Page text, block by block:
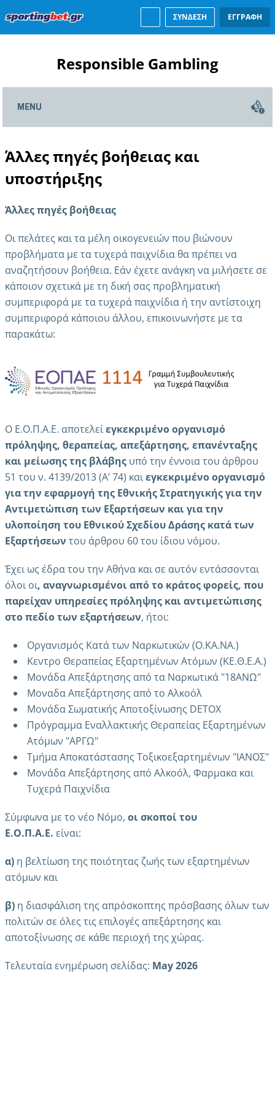
ΣΥΝΔΕΣΗ ΕΓΓΡΑΦΗ
Responsible Gambling
Άλλες πηγές βοήθειας και
υποστήριξης
Άλλες πηγές βοήθειας
Οι πελάτες και τα μέλη οικογενειών που βιώνουν
προβλήματα με τα τυχερά παιχνίδια θα πρέπει να
αναζητήσουν βοήθεια. Εάν έχετε ανάγκη να μιλήσετε σε
κάποιον σχετικά με τη δική σας προβληματική
συμπεριφορά με τα τυχερά παιχνίδια ή την αντίστοιχη
συμπεριφορά κάποιου άλλου, επικοινωνήστε με τα
παρακάτω:
Ο Ε.Ο.Π.Α.Ε. αποτελείεγκεκριμένο οργανισμό
πρόληψης, θεραπείας, απεξάρτησης, επανένταξης
και μείωσης της βλάβης υπό την έννοια του άρθρου
51 του ν. 4139/2013 (Α’ 74) καιεγκεκριμένο οργανισμό
για την εφαρμογή της Εθνικής Στρατηγικής για την
Αντιμετώπιση των Εξαρτήσεων και για την
υλοποίηση του Εθνικού Σχεδίου Δράσης κατά των
Εξαρτήσεων του άρθρου 60 του ίδιου νόμου.
Έχει ως έδρα του την Αθήνα και σε αυτόν εντάσσονται
όλοι οι, αναγνωρισμένοι από το κράτος φορείς, που
παρείχαν υπηρεσίες πρόληψης και αντιμετώπισης
στο πεδίο των εξαρτήσεων, ήτοι:
Οργανισμός Κατά των Ναρκωτικών (Ο.ΚΑ.ΝΑ.)
Κεντρο Θεραπείας Εξαρτημένων Ατόμων (ΚΕ.Θ.Ε.Α.)
Μονάδα Απεξάρτησης από τα Ναρκωτικά "18ΑΝΩ"
Μοναδα Απεξάρτησης από το Αλκοόλ
Μονάδα Σωματικής Αποτοξίνωσης DETOX
Πρόγραμμα Εναλλακτικής Θεραπείας Εξαρτημένων
Ατόμων "ΑΡΓΩ"
Τμήμα Αποκατάστασης Τοξικοεξαρτημένων "ΙΑΝΟΣ"
Μονάδα Απεξάρτησης από Αλκοόλ, Φαρμακα και
Τυχερά Παιχνίδια
Σύμφωνα με το νέο Νόμο, οι σκοποί του
Ε.Ο.Π.Α.Ε. είναι:
α) η βελτίωση της ποιότητας ζωής των εξαρτημένων
ατόμων και
β) η διασφάλιση της απρόσκοπτης πρόσβασης όλων των
πολιτών σε όλες τις επιλογές απεξάρτησης και
αποτοξίνωσης σε κάθε περιοχή της χώρας.
Τελευταία ενημέρωση σελίδας: May 2026